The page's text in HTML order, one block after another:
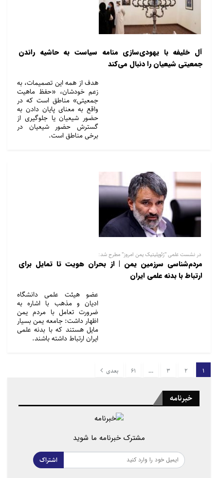
آل خلیفه با یهودی‌سازی منامه سیاست به حاشیه راندن
جمعیتی شیعیان را دنبال می‌کند
هدف از همه این تصمیمات، به
زعم خودشان، «حفظ ماهیت
جمعیتی» مناطق است که در
واقع به معنای پایان دادن به
حضور شیعیان یا جلوگیری از
گسترش حضور شیعیان در
برخی مناطق است.
در نشست علمی "ژئوپلیتیک یمن امروز" مطرح شد:
مردم‌شناسی سرزمین یمن | از بحران هویت تا تمایل برای
ارتباط با بدنه علمی ایران
عضو هیئت علمی دانشگاه
ادیان و مذهب با اشاره به
ضرورت تعامل با مردم یمن
اظهار داشت: جامعه یمن بسیار
مایل هستند که با بدنه علمی
ایران ارتباط داشته باشند.
1
2
3
…
61 بعدی
خبرنامه
مشترک خبرنامه ما شوید
اشتراک